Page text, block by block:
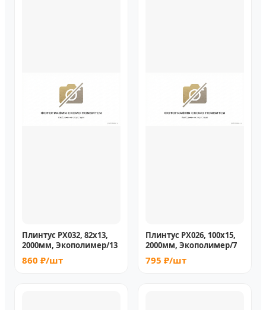
Плинтус PX032, 82х13,
2000мм, Экополимер/13
860 ₽/шт
Плинтус PX026, 100х15,
2000мм, Экополимер/7
795 ₽/шт